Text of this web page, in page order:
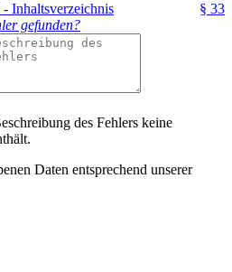
Inhaltsverzeichnis
§ 33
gefunden?
des Fehlers keine
Daten entsprechend unserer